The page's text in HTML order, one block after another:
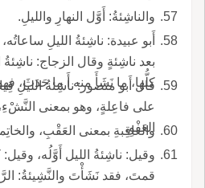
والناشِئةُ: أَوَّل النهارِ والليلِ.
أَبو عبيدة: ناشِئةُ الليلِ
بعد ناشِئةٍ وقال الزجاج:
كلُّها، ما نَشَأَ منه أَ ما حَدَثَ، فهو ناشِئَةٌ.
قال أَبو منصور: ناشِئةُ الليلِ
على فاعِلةٍ، وهو بمعنى
العَفْوِ.
والعاقِبةِ بمعنى العَقْبِ،
وقيل: ناشِئةُ الليل أَوَّلُه،
قمتَ، فقد نَشَأْتَ والنَّشِيئةُ: